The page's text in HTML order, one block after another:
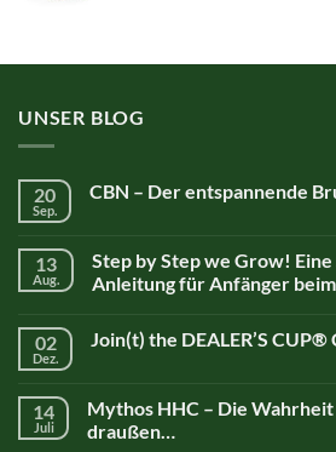
UNSER BLOG
20
Sep.
CBN – Der entspannende
13
Aug.
Step by Step we Grow!
Anleitung für Anfänger
02
Dez.
Join(t) the DEALER’S CUP®
14
Juli
Mythos HHC – Die
draußen…